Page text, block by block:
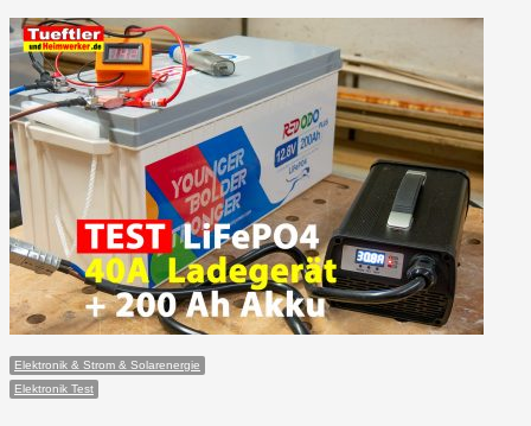
Elektronik & Strom & Solarenergie
Elektronik Test